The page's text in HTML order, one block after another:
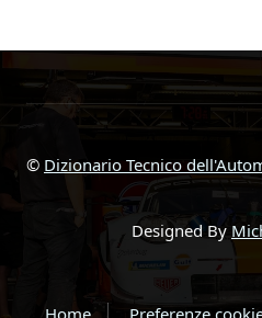
© Dizionario Tecnico
Designed By
Home Preferenze